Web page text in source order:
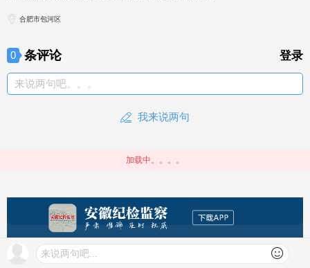
合肥市包河区
0 条评论 登录
来说两句吧。。。
我来说两句
来说两句吧...
加载中。。。。